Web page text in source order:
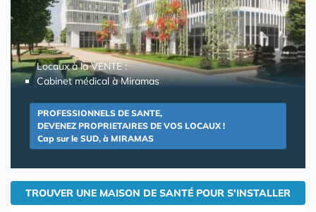
Locaux à la VENTE :
Cabinet médical à Miramas
PROFESSIONNELS DE SANTE,
DEVENEZ PROPRIETAIRES DE VOS LOCAUX !
Cap sur le SUD, à MIRAMAS
TROUVER UNE MAISON DE SANTÉ POUR S'INSTALLER